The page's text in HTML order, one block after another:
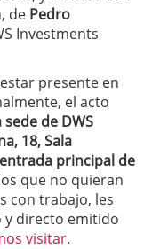
de Pedro
Investments
presente en
el acto
de DWS
18, Sala
principal de
que no quieran
con trabajo, les
y directo emitido
visitar.